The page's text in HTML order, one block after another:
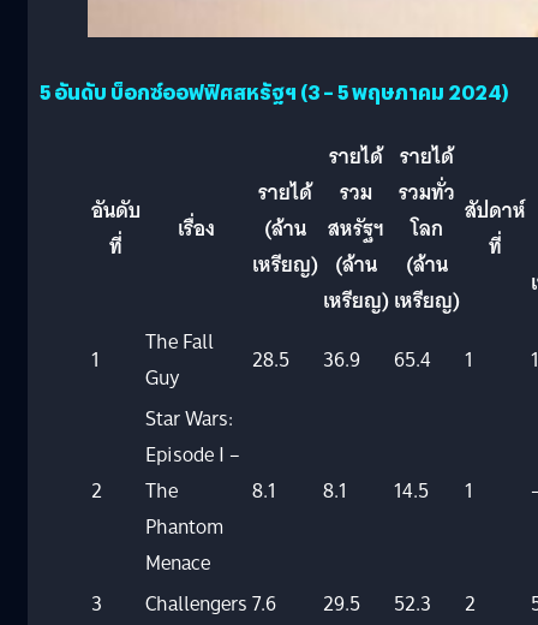
5 อันดับ บ็อกซ์ออฟฟิศสหรัฐฯ (3 – 5 พฤษภาคม 2024)
อันดับ
ที่
เรื่อง
รายได้
(ล้าน
เหรียญ)
รายได้
รวม
สหรัฐฯ
(ล้าน
เหรียญ)
รายได้
รวมทั่ว
โลก
(ล้าน
เหรียญ)
สัปดาห์
ที่
1
The Fall
Guy
28.5 36.9 65.4 1
2
Star Wars:
Episode I –
The
Phantom
Menace
8.1 8.1 14.5 1
3 Challengers7.6 29.5 52.3 2